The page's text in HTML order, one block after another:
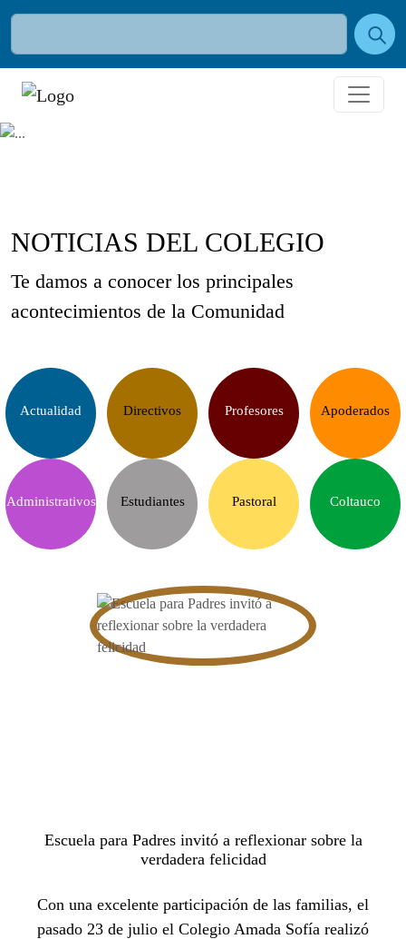
NOTICIAS DEL COLEGIO
Te damos a conocer los principales
acontecimientos de la Comunidad
Actualidad Directivos Profesores Apoderados
Administrativos Estudiantes Pastoral Coltauco
Escuela para Padres invitó a reflexionar sobre la
verdadera felicidad
Con una excelente participación de las familias, el
pasado 23 de julio el Colegio Amada Sofía realizó